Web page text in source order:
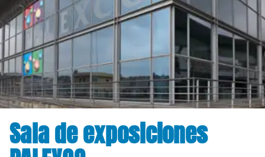
Sala de exposiciones